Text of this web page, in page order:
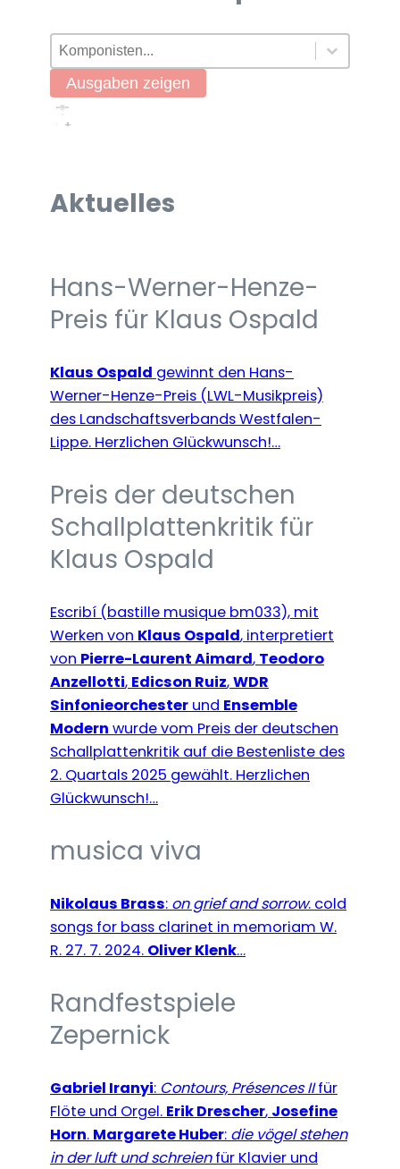
Komponisten
Select content
Select content
Ausgaben zeigen
Aktuelles
Hans-Werner-Henze-
Preis für Klaus Ospald
Klaus Ospald gewinnt den Hans-
Werner-Henze-Preis (LWL-Musikpreis)
des Landschaftsverbands Westfalen-
Lippe. Herzlichen Glückwunsch!…
Preis der deutschen
Schallplattenkritik für
Klaus Ospald
Escribí (bastille musique bm033), mit
Werken von Klaus Ospald, interpretiert
von Pierre-Laurent Aimard, Teodoro
Anzellotti, Edicson Ruiz,WDR
Sinfonieorchester und Ensemble
Modern wurde vom Preis der deutschen
Schallplattenkritik auf die Bestenliste des
2. Quartals 2025 gewählt. Herzlichen
Glückwunsch!…
musica viva
Nikolaus Brass: on grief and sorrow. cold
songs for bass clarinet in memoriam W.
R. 27. 7. 2024. OliverKlenk…
Randfestspiele
Zepernick
Gabriel Iranyi: Contours, Présences IIfür
Flöte und Orgel. Erik Drescher, Josefine
Horn. Margarete Huber: die vögel stehen
in der luft und schreienfür Klavier und